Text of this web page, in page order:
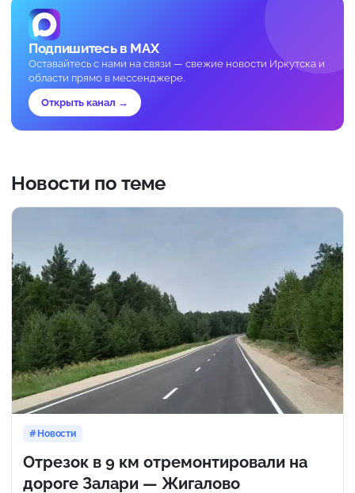
Подпишитесь в MAX
Оставайтесь с нами на связи — свежие новости Иркутска и
области прямо в мессенджере.
Открыть канал →
Новости по теме
Новости
Отрезок в 9 км отремонтировали на
дороге Залари — Жигалово